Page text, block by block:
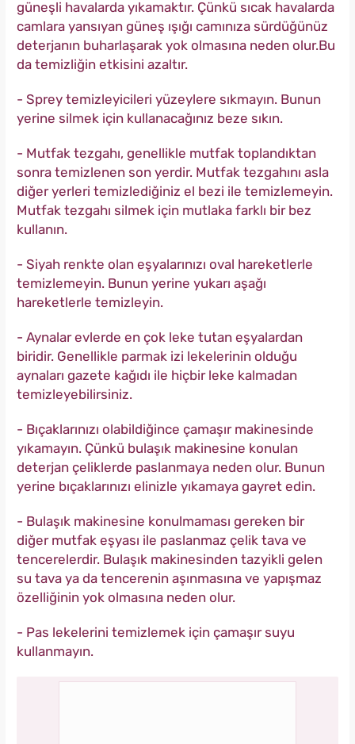
güneşli havalarda yıkamaktır. Çünkü sıcak havalarda
camlara yansıyan güneş ışığı camınıza sürdüğünüz
deterjanın buharlaşarak yok olmasına neden olur.Bu
da temizliğin etkisini azaltır.
- Sprey temizleyicileri yüzeylere sıkmayın. Bunun
yerine silmek için kullanacağınız beze sıkın.
- Mutfak tezgahı, genellikle mutfak toplandıktan
sonra temizlenen son yerdir. Mutfak tezgahını asla
diğer yerleri temizlediğiniz el bezi ile temizlemeyin.
Mutfak tezgahı silmek için mutlaka farklı bir bez
kullanın.
- Siyah renkte olan eşyalarınızı oval hareketlerle
temizlemeyin. Bunun yerine yukarı aşağı
hareketlerle temizleyin.
- Aynalar evlerde en çok leke tutan eşyalardan
biridir. Genellikle parmak izi lekelerinin olduğu
aynaları gazete kağıdı ile hiçbir leke kalmadan
temizleyebilirsiniz.
- Bıçaklarınızı olabildiğince çamaşır makinesinde
yıkamayın. Çünkü bulaşık makinesine konulan
deterjan çeliklerde paslanmaya neden olur. Bunun
yerine bıçaklarınızı elinizle yıkamaya gayret edin.
- Bulaşık makinesine konulmaması gereken bir
diğer mutfak eşyası ile paslanmaz çelik tava ve
tencerelerdir. Bulaşık makinesinden tazyikli gelen
su tava ya da tencerenin aşınmasına ve yapışmaz
özelliğinin yok olmasına neden olur.
- Pas lekelerini temizlemek için çamaşır suyu
kullanmayın.